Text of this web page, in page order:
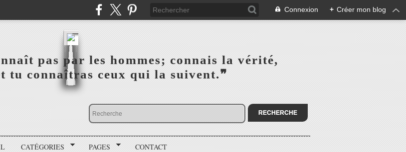
Connexion + Créer mon blog
pas par les hommes; connais la vérité,‎
tu connaîtras ceux qui la suivent.❞
CATÉGORIES PAGES CONTACT